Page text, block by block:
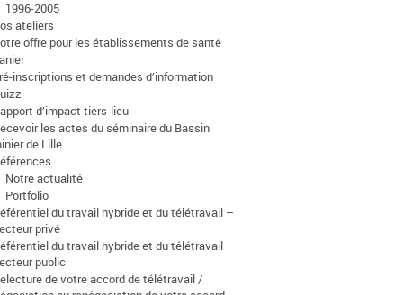
1996-2005
ateliers
offre pour les établissements de santé
inscriptions et demandes d’information
d’impact tiers-lieu
les actes du séminaire du Bassin
de Lille
Notre actualité
Portfolio
du travail hybride et du télétravail –
privé
du travail hybride et du télétravail –
public
de votre accord de télétravail /